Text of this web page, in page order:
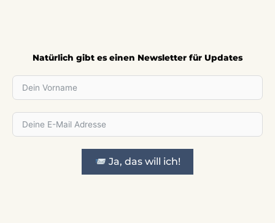
Natürlich gibt es einen Newsletter für Updates
Ja, das will ich!